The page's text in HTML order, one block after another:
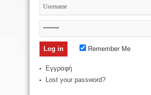
Remember Me
Εγγραφή
Lost your password?